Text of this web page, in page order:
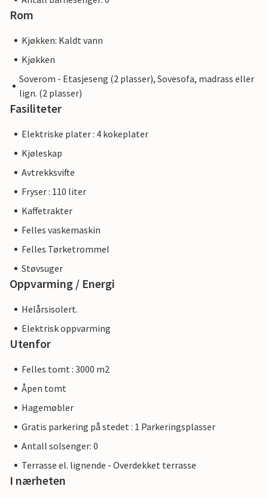
Rom
Kjøkken: Kaldt vann
Kjøkken
Soverom - Etasjeseng (2 plasser), Sovesofa, madrass eller
lign. (2 plasser)
Fasiliteter
Elektriske plater : 4 kokeplater
Kjøleskap
Avtrekksvifte
Fryser : 110 liter
Kaffetrakter
Felles vaskemaskin
Felles Tørketrommel
Støvsuger
Oppvarming / Energi
Helårsisolert.
Elektrisk oppvarming
Utenfor
Felles tomt : 3000 m2
Åpen tomt
Hagemøbler
Gratis parkering på stedet : 1 Parkeringsplasser
Antall solsenger: 0
Terrasse el. lignende - Overdekket terrasse
I nærheten